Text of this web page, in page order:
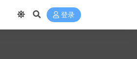
登录